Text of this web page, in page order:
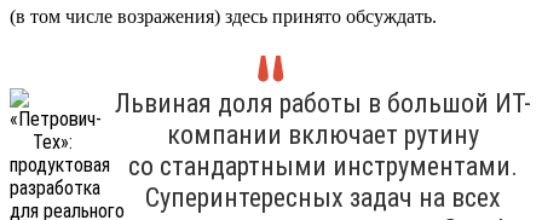
(в том числе возражения) здесь принято обсуждать.
Львиная доля работы в большой ИТ-
компании включает рутину
со стандартными инструментами.
Суперинтересных задач на всех